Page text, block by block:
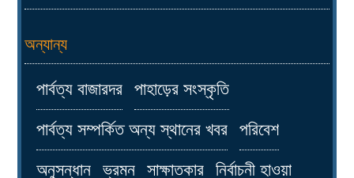
অন্যান্য
পার্বত্য বাজারদর পাহাড়ের সংস্কৃতি
পার্বত্য সম্পর্কিত অন্য স্থানের খবর পরিবেশ
অনুসন্ধান ভ্রমন সাক্ষাতকার নির্বাচনী হাওয়া